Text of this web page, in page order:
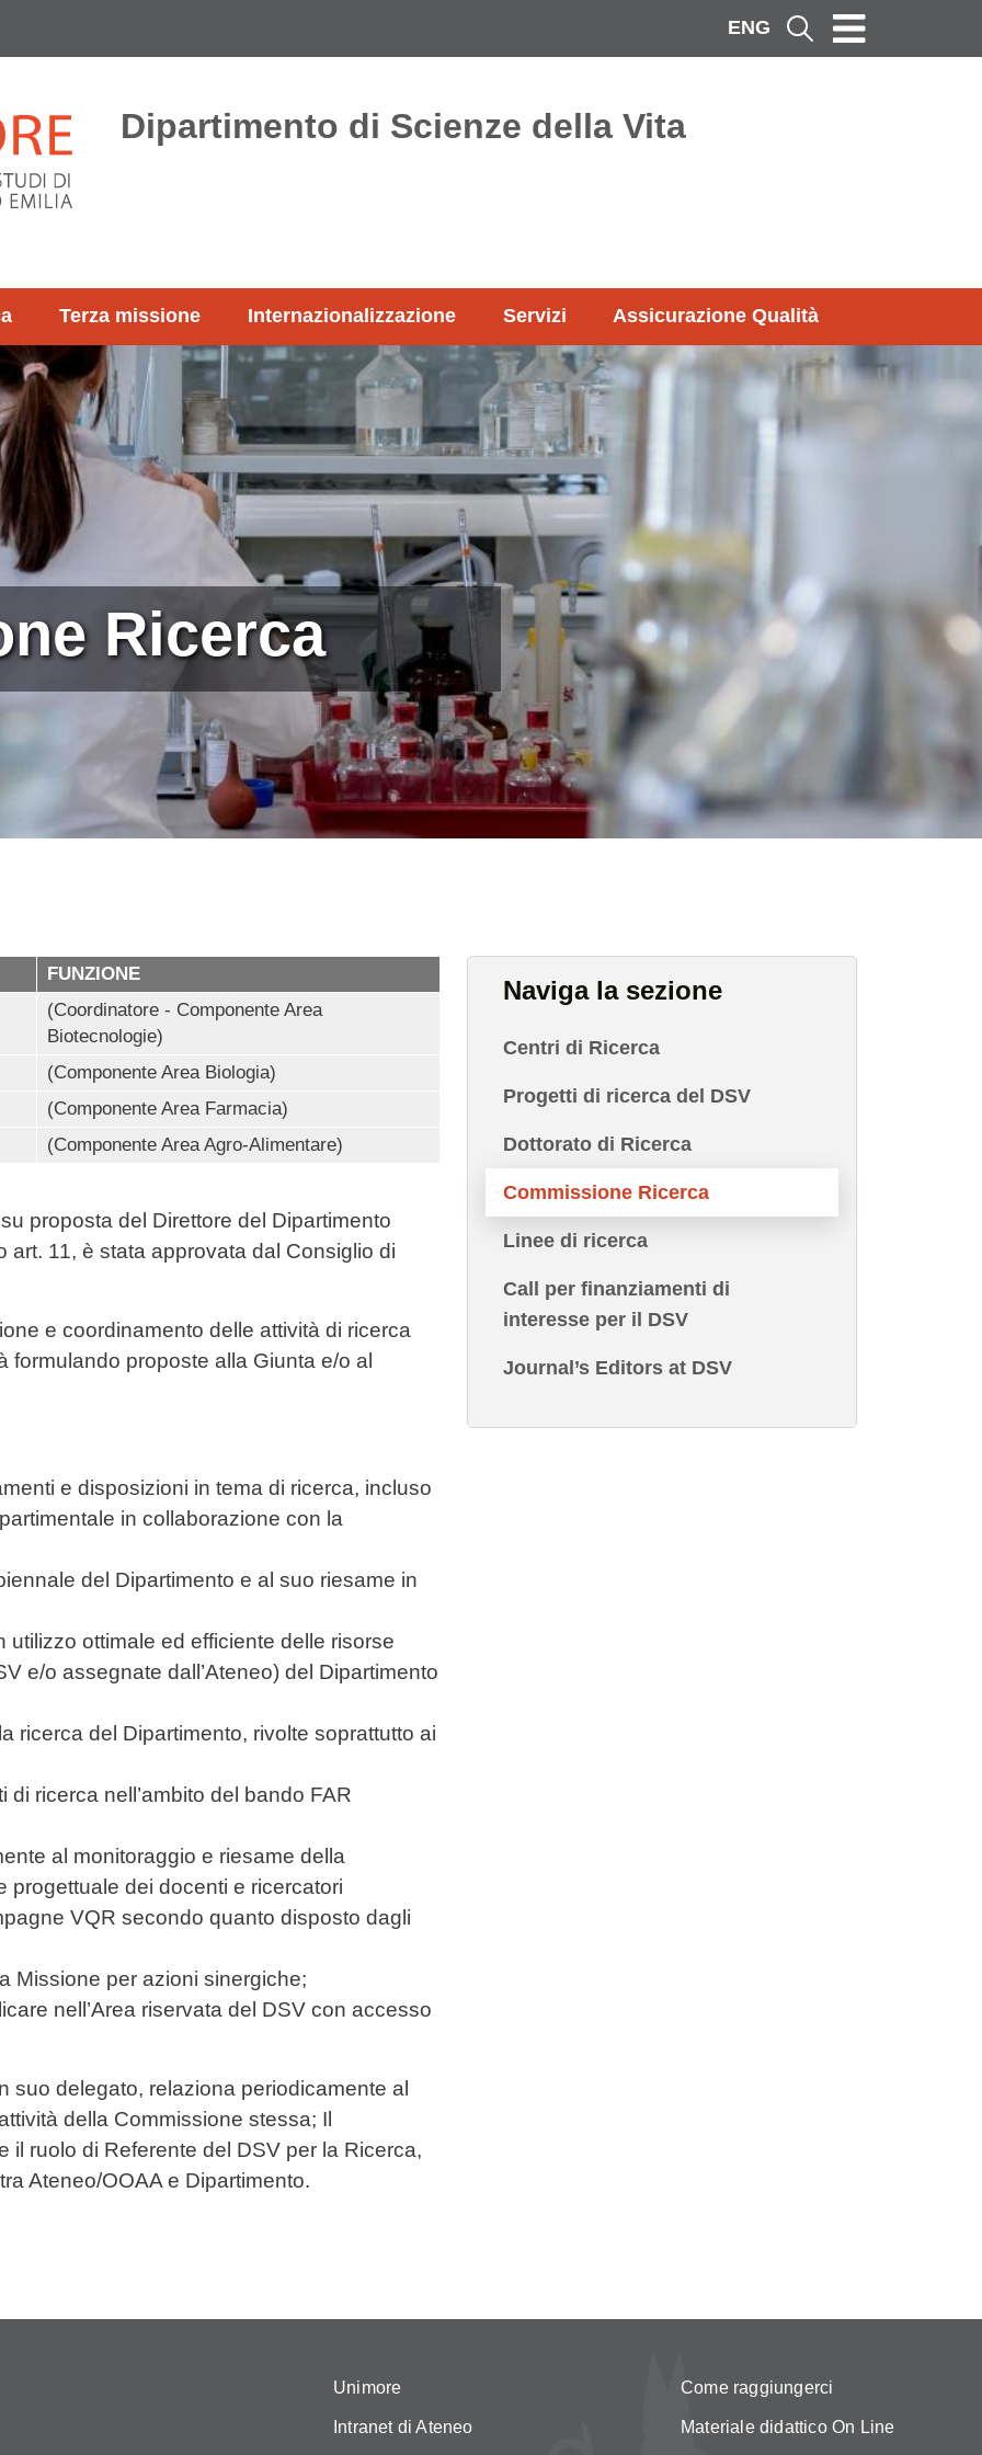
ENG Cerca
Dipartimento di Scienze della Vita
Terza missione Internazionalizzazione Servizi
Assicurazione Qualità
Ricerca
FUNZIONE
(Coordinatore - Componente Area
Biotecnologie)
(Componente Area Biologia)
(Componente Area Farmacia)
(Componente Area Agro-Alimentare)
proposta del Direttore del Dipartimento
11, è stata approvata dal Consiglio di
e coordinamento delle attività di ricerca
proposte alla Giunta e/o al
e disposizioni in tema di ricerca, incluso
in collaborazione con la
del Dipartimento e al suo riesame in
ottimale ed efficiente delle risorse
e/o assegnate dall’Ateneo) del Dipartimento
ricerca del Dipartimento, rivolte soprattutto ai
ricerca nell’ambito del bando FAR
al monitoraggio e riesame della
progettuale dei docenti e ricercatori
VQR secondo quanto disposto dagli
Missione per azioni sinergiche;
nell’Area riservata del DSV con accesso
suo delegato, relaziona periodicamente al
della Commissione stessa; Il
il ruolo di Referente del DSV per la Ricerca,
Ateneo/OOAA e Dipartimento.
Naviga la sezione
Centri di Ricerca
Progetti di ricerca del DSV
Dottorato di Ricerca
Commissione Ricerca
Linee di ricerca
Call per finanziamenti di
interesse per il DSV
Journal’s Editors at DSV
Unimore
Intranet di Ateneo
Come raggiungerci
Materiale didattico On Line